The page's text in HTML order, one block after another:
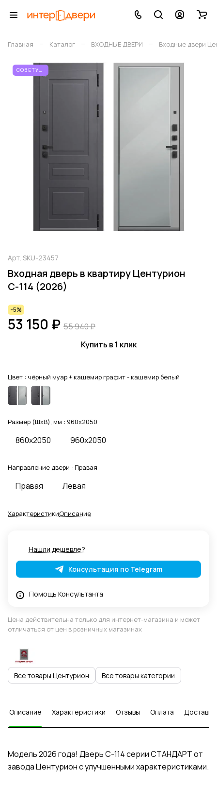
Главная – Каталог – ВХОДНЫЕ ДВЕРИ – Входные двери
СОВЕТУЕМ
Арт. SKU-23457
Входная дверь в квартиру Центурион
С-114 (2026)
-5%
53 150 ₽ 55 940 ₽
Купить в 1 клик
Цвет : чёрный муар + кашемир графит - кашемир белый
Размер (ШхВ), мм : 960x2050
860x2050 960x2050
Направление двери : Правая
Правая Левая
ХарактеристикиОписание
Нашли дешевле?
Консультация по Telegram
Помощь Консультанта
Цена действительна только для интернет-магазина и может
отличаться от цен в розничных магазинах
Все товары Центурион Все товары категории
Описание Характеристики Отзывы Оплата Доставка
Модель 2026 года! Дверь C-114 серии СТАНДАРТ от
завода Центурион с улучшенными характеристиками.